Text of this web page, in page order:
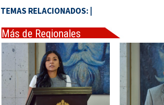
TEMAS RELACIONADOS:
Más de Regionales